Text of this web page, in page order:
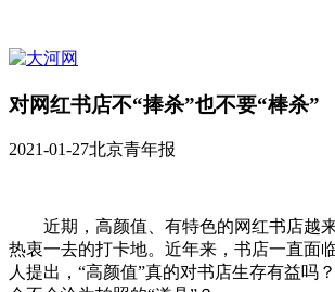
对网红书店不“捧杀”也不要“棒杀”
2021-01-27北京青年报
近期，高颜值、有特色的网红书店越来
热衷一去的打卡地。近年来，书店一直面
人提出，“高颜值”真的对书店生存有益吗